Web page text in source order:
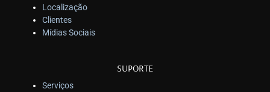
Localização
Clientes
Mídias Sociais
SUPORTE
Serviços